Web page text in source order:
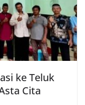
ke Teluk
Cita